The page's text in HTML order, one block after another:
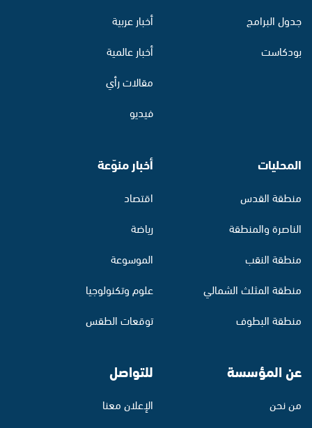
جدول البرامج
بودكاست
أخبار عربية
أخبار عالمية
مقالات رأي
فيديو
المحليات
منطقة القدس
الناصرة والمنطقة
منطقة النقب
منطقة المثلث الشمالي
منطقة البطوف
أخبار منوّعة
اقتصاد
رياضة
الموسوعة
علوم وتكنولوجيا
توقعات الطقس
عن المؤسسة
من نحن
للتواصل
الإعلان معنا